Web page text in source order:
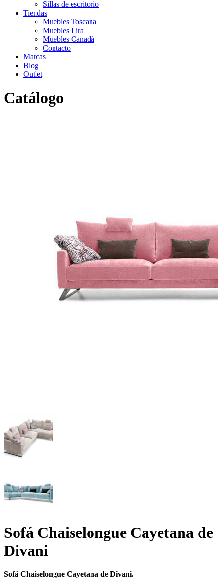
Sillas de escritorio
Tiendas
Muebles Toscana
Muebles Lira
Muebles Canadá
Contacto
Marcas
Blog
Outlet
Catálogo
Sofá Chaiselongue Cayetana de
Divani
Sofá Chaiselongue Cayetana de Divani.